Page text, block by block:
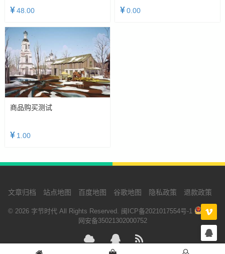
48.00
0.00
商品购买测试
1.00
文章归档 站点地图 百度地图 谷歌地图 隐私政策 退款政策
© 2026 字节时代 All Rights Reserved. 闽ICP备2021017554号-1
闽公
网安备35021302000752
QQ